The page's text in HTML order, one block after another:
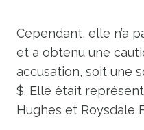
Cependant, elle n’a
et a obtenu une
accusation, soit une
$. Elle était
Hughes et Roysdale